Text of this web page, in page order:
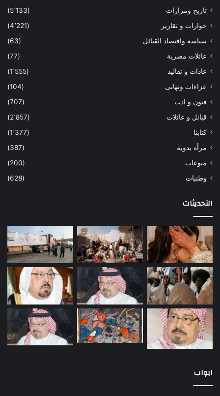
تاريخ ومزارات
(5٬133)
حوارات و تقارير
(4٬221)
سياسة واقتصاد القبائل
(63)
عائلات مصرية
(77)
عادات و تقاليد
(1٬555)
عزاءات وتهانى
(104)
فنون و ادب
(707)
قبائل و عائلات
(2٬857)
كتابنا
(1٬377)
مرأه بدوية
(387)
منوعات
(200)
وطنيات
(628)
التحديثات
ابواب